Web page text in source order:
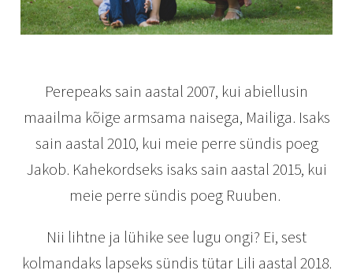
Perepeaks sain aastal 2007, kui abiellusin
maailma kõige armsama naisega, Mailiga. Isaks
sain aastal 2010, kui meie perre sündis poeg
Jakob. Kahekordseks isaks sain aastal 2015, kui
meie perre sündis poeg Ruuben.
Nii lihtne ja lühike see lugu ongi? Ei, sest
kolmandaks lapseks sündis tütar Lili aastal 2018.